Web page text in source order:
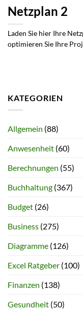
Netzplan 2
Laden Sie hier Ihre
optimieren Sie Ihre
KATEGORIEN
Allgemein (88)
Anwesenheit (60)
Berechnungen (55)
Buchhaltung (367)
Budget (26)
Business (275)
Diagramme (126)
Excel Ratgeber (100)
Finanzen (138)
Gesundheit (50)